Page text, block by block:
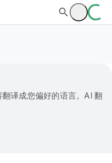
译成您偏好的语言。AI 翻